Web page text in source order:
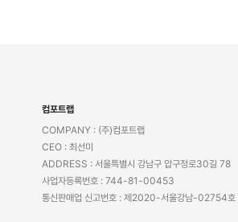
컴포트랩
COMPANY : (주)컴포트랩
CEO : 최선미
ADDRESS : 서울특별시 강남구 압구정로30길 78
사업자등록번호 : 744-81-00453
통신판매업 신고번호 : 제2020-서울강남-02754호